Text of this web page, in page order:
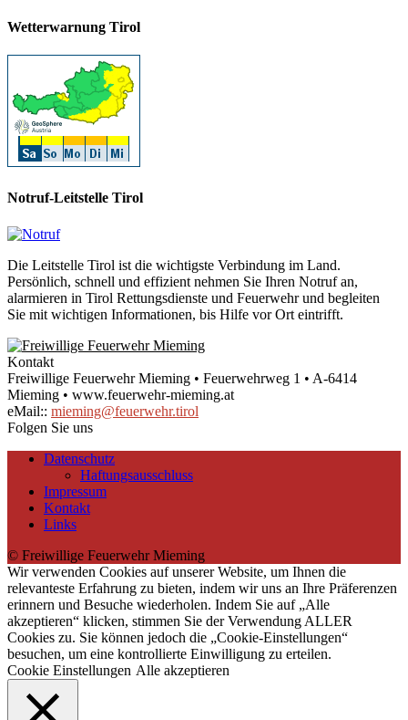
Wetterwarnung Tirol
Notruf-Leitstelle Tirol
Die Leitstelle Tirol ist die wichtigste Verbindung im Land.
Persönlich, schnell und effizient nehmen Sie Ihren Notruf an,
alarmieren in Tirol Rettungsdienste und Feuerwehr und begleiten
Sie mit wichtigen Informationen, bis Hilfe vor Ort eintrifft.
Kontakt
Freiwillige Feuerwehr Mieming • Feuerwehrweg 1 • A-6414
Mieming • www.feuerwehr-mieming.at
eMail:: mieming@feuerwehr.tirol
Folgen Sie uns
Datenschutz
Haftungsausschluss
Impressum
Kontakt
Links
© Freiwillige Feuerwehr Mieming
Wir verwenden Cookies auf unserer Website, um Ihnen die
relevanteste Erfahrung zu bieten, indem wir uns an Ihre Präferenzen
erinnern und Besuche wiederholen. Indem Sie auf „Alle
akzeptieren“ klicken, stimmen Sie der Verwendung ALLER
Cookies zu. Sie können jedoch die „Cookie-Einstellungen“
besuchen, um eine kontrollierte Einwilligung zu erteilen.
Cookie Einstellungen Alle akzeptieren